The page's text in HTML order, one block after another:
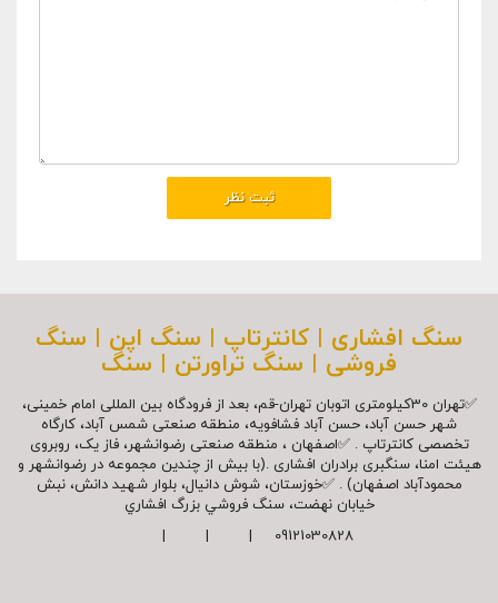
سنگ افشاری | کانترتاپ | سنگ اپن | سنگ
فروشی | سنگ تراورتن | سنگ
✅تهران 30کیلومتری اتوبان تهران-قم، بعد از فرودگاه بین المللی امام خمینی،
شهر حسن آباد، حسن آباد فشافویه، منطقه صنعتی شمس آباد، کارگاه
تخصصی کانترتاپ . ✅اصفهان ، منطقه صنعتی رضوانشهر، فاز یک، روبروی
هیئت امنا، سنگبری برادران افشاری .(با بیش از چندین مجموعه در رضوانشهر و
محمودآباد اصفهان) . ✅خوزستان، شوش دانیال، بلوار شهيد دانش، نبش
خیابان نهضت، سنگ فروشي بزرگ افشاري
09121030828 | | |